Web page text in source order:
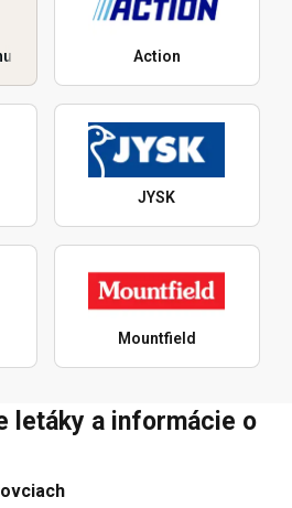
Action
JYSK
Mountfield
letáky a informácie o